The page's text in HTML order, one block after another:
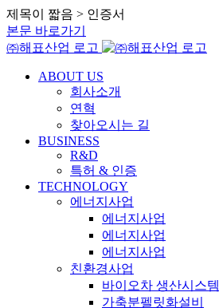
제목이 짧음 > 인증서
본문 바로가기
㈜해표산업 로고
ABOUT US
회사소개
연혁
찾아오시는 길
BUSINESS
R&D
특허 & 인증
TECHNOLOGY
에너지사업
에너지사업
에너지사업
에너지사업
친환경사업
바이오차 생산시스템
가축분펠릿화설비